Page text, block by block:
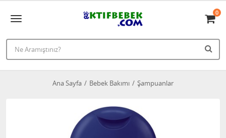
0
Ana Sayfa Bebek Bakımı Şampuanlar